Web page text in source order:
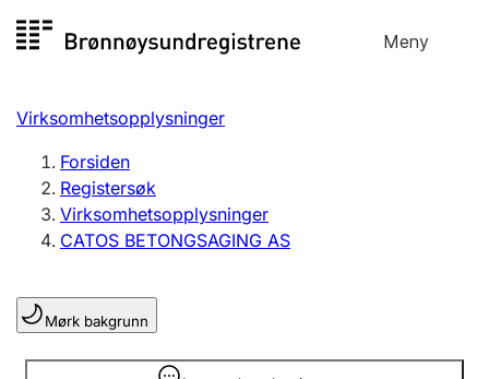
til
Meny
Registersøk
Aksjeselskap
Enkeltpersonforetak
Registrere, endre, slette
Lag og forening
Registrere, endre, slette
Virksomhetsopplysninger
Forsiden
Registersøk
Virksomhetsopplysninger
CATOS BETONGSAGING AS
Mørk bakgrunn
Opplysninger er skjult